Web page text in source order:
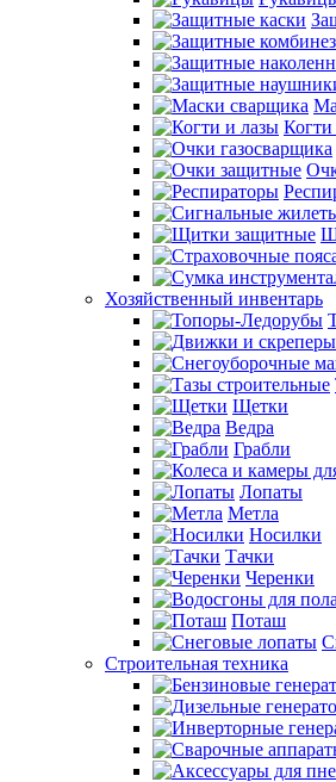
Хозяйственный инвентарь
Щетки
Ведра
Грабли
Лопаты
Метла
Носилки
Тачки
Черенки
Поташ
Строительная техника